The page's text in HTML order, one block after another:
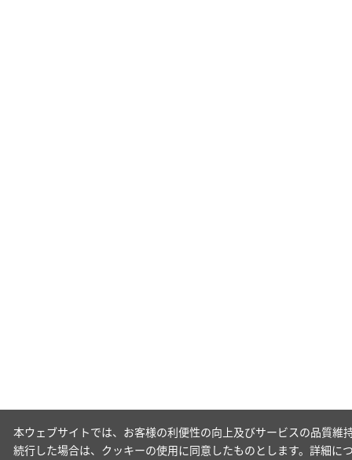
本ウェブサイトでは、お客様の利便性の向上及びサービスの品質
続行した場合は、クッキーの使用に同意したものとします。詳細